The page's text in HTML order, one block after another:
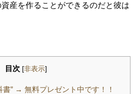
産を作ることができるのだと彼は
目次 [非表示]
書” → 無料プレゼント中です！！